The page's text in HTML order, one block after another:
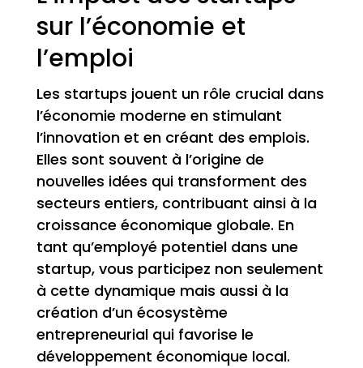
sur l’économie et
l’emploi
Les startups jouent un rôle crucial dans
l’économie moderne en stimulant
l’innovation et en créant des emplois.
Elles sont souvent à l’origine de
nouvelles idées qui transforment des
secteurs entiers, contribuant ainsi à la
croissance économique globale. En
tant qu’employé potentiel dans une
startup, vous participez non seulement
à cette dynamique mais aussi à la
création d’un écosystème
entrepreneurial qui favorise le
développement économique local.